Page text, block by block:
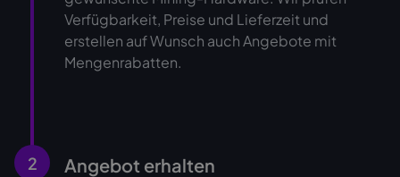
Verfügbarkeit, Preise und Lieferzeit und
erstellen auf Wunsch auch Angebote mit
Mengenrabatten.
2 Angebot erhalten